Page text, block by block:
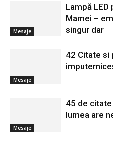
Mesaje
Lampă
Mamei –
singur dar
Mesaje
42 Citate si
Mesaje
45 de
lumea are